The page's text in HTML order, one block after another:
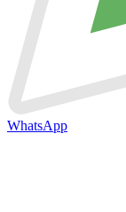
WhatsApp